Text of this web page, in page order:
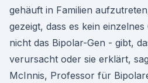
gehäuft in Familien
gezeigt, dass es kein
nicht das Bipolar-Gen - gibt,
verursacht oder sie erklärt,
McInnis, Professor für